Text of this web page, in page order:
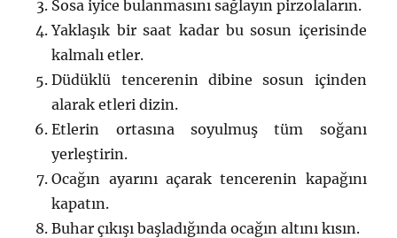
Sosa iyice bulanmasını sağlayın pirzolaların.
Yaklaşık bir saat kadar bu sosun içerisinde
kalmalı etler.
Düdüklü tencerenin dibine sosun içinden
alarak etleri dizin.
Etlerin ortasına soyulmuş tüm soğanı
yerleştirin.
Ocağın ayarını açarak tencerenin kapağını
kapatın.
Buhar çıkışı başladığında ocağın altını kısın.